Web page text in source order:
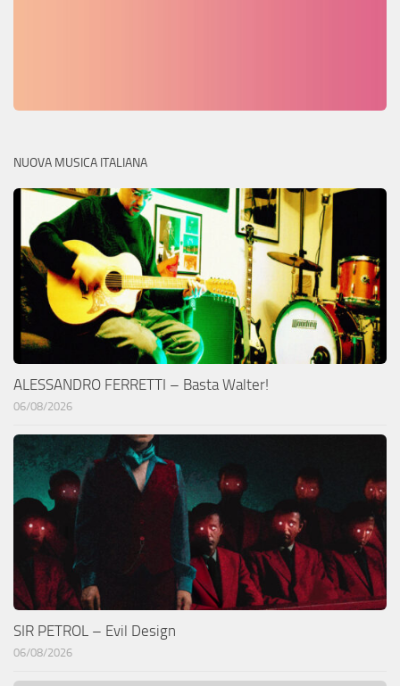
NUOVA MUSICA ITALIANA
ALESSANDRO FERRETTI – Basta Walter!
06/08/2026
SIR PETROL – Evil Design
06/08/2026